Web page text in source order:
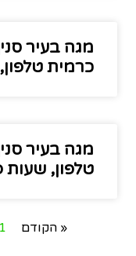
מגה בעיר
כרמית
מגה בעיר
טלפון, שעות
« הקודם 1